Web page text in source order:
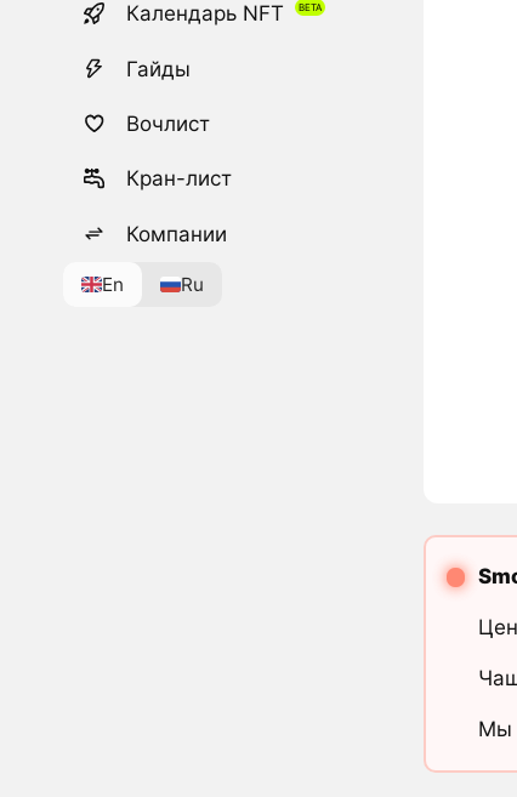
Календарь NFT
Гайды
Вочлист
Кран-лист
Компании
En Ru
Мы